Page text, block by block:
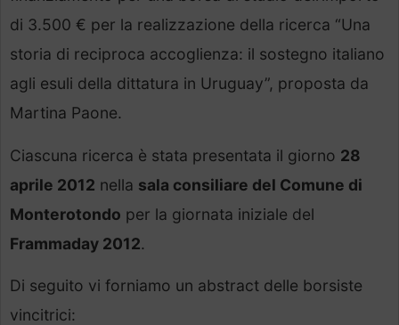
di 3.500 € per la realizzazione della ricerca “Una
storia di reciproca accoglienza: il sostegno italiano
agli esuli della dittatura in Uruguay”, proposta da
Martina Paone.
Ciascuna ricerca è stata presentata il giorno 28
aprile 2012 nella sala consiliare del Comune di
Monterotondo per la giornata iniziale del
Frammaday 2012.
Di seguito vi forniamo un abstract delle borsiste
vincitrici: